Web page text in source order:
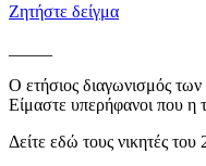
Ζητήστε δείγμα
Ο ετήσιος διαγωνισμός
Είμαστε υπερήφανοι που η
Δείτε εδώ τους νικητές του